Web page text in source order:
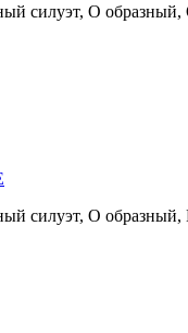
силуэт, О
силуэт, О